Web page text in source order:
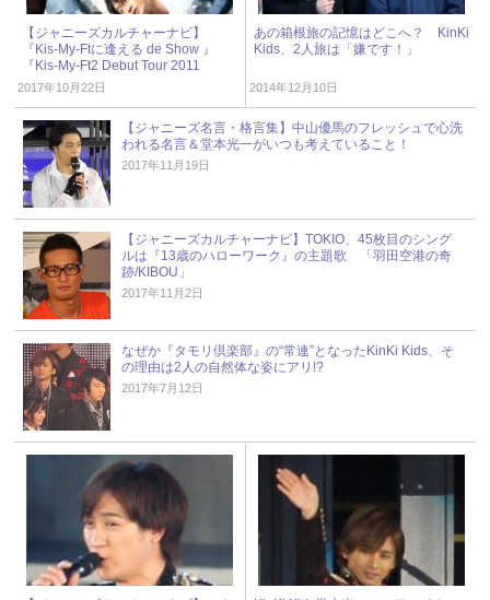
【ジャニーズカルチャーナビ】
『Kis-My-Ftに逢える de Show 』
『Kis-My-Ft2 Debut Tour 2011
Everyday Go』
2017年10月22日
あの箱根旅の記憶はどこへ？ KinKi
Kids、2人旅は「嫌です！」
2014年12月10日
【ジャニーズ名言・格言集】中山優馬のフレッシュで心洗
われる名言＆堂本光一がいつも考えていること！
2017年11月19日
【ジャニーズカルチャーナビ】TOKIO、45枚目のシング
ルは『13歳のハローワーク』の主題歌 「羽田空港の奇
跡/KIBOU」
2017年11月2日
なぜか『タモリ倶楽部』の“常連”となったKinKi Kids、そ
の理由は2人の自然体な姿にアリ!?
2017年7月12日